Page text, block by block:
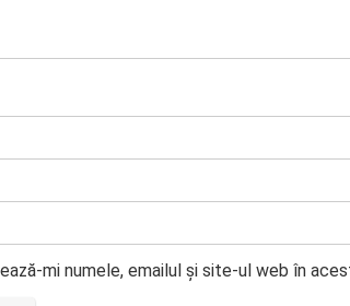
mi numele, emailul și site-ul web în